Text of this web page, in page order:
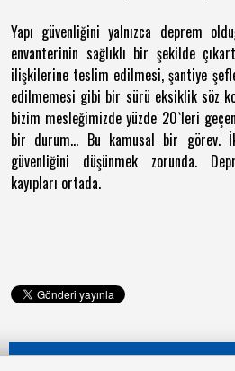
Yapı güvenliğini yalnızca deprem
envanterinin sağlıklı bir şekilde
ilişkilerine teslim edilmesi, şantiye
edilmemesi gibi bir sürü eksiklik söz
bizim mesleğimizde yüzde 20`leri
bir durum... Bu kamusal bir görev.
güvenliğini düşünmek zorunda.
kayıpları ortada.